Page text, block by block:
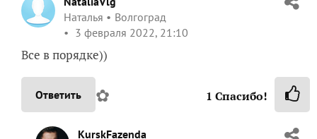
Наталья
Волгоград
3 февраля 2022, 21:10
Все в порядке))
Ответить ✿ 1 Спасибо!
KurskFazenda